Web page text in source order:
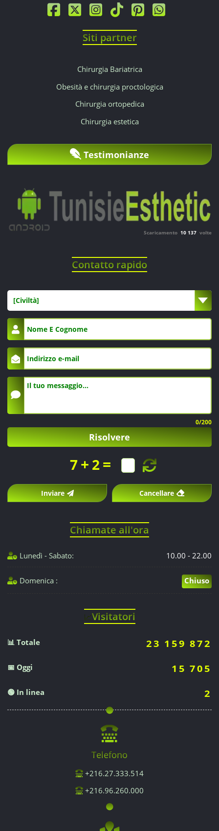
Siti partner
Chirurgia Bariatrica
Obesità e chirurgia proctologica
Chirurgia ortopedica
Chirurgia estetica
Testimonianze
Scaricamento 10 137 volte
Contatto rapido
[Civiltà]
0/200
Risolvere
7 + 2 =
Inviare Cancellare
Chiamate all'ora
Lunedì - Sabato: 10.00 - 22.00
Domenica : Chiuso
📈Visitatori
📊 Totale 23 159 872
📅 Oggi 15 705
🟢 In linea 2
Telefono
+216.27.333.514
+216.96.260.000